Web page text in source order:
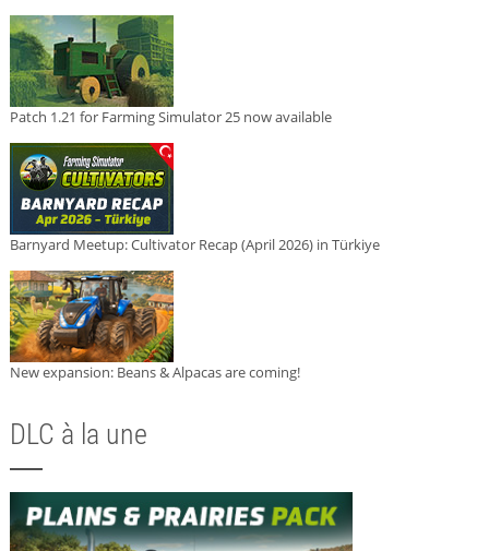
Patch 1.21 for Farming Simulator 25 now available
Barnyard Meetup: Cultivator Recap (April 2026) in Türkiye
New expansion: Beans & Alpacas are coming!
DLC à la une